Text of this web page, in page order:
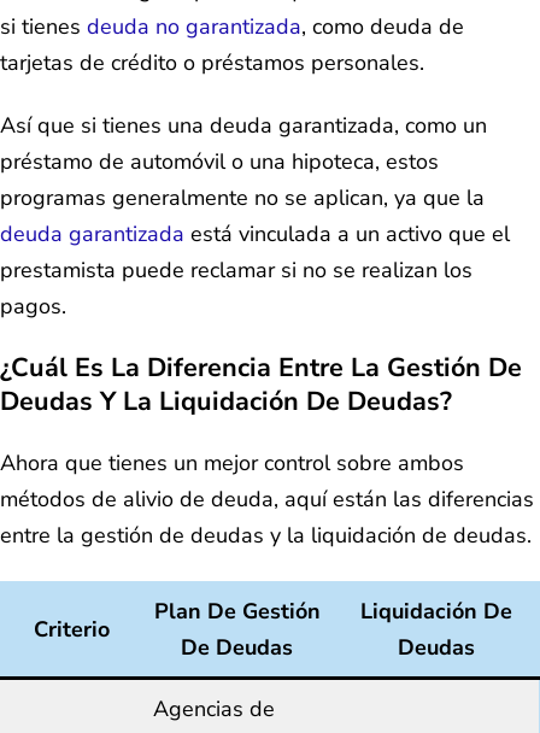
si tienes deuda no garantizada, como deuda de
tarjetas de crédito o préstamos personales.
Así que si tienes una deuda garantizada, como un
préstamo de automóvil o una hipoteca, estos
programas generalmente no se aplican, ya que la
deuda garantizada está vinculada a un activo que el
prestamista puede reclamar si no se realizan los
pagos.
¿Cuál Es La Diferencia Entre La Gestión De
Deudas Y La Liquidación De Deudas?
Ahora que tienes un mejor control sobre ambos
métodos de alivio de deuda, aquí están las diferencias
entre la gestión de deudas y la liquidación de deudas.
Criterio
Plan De Gestión
De Deudas
Liquidación De
Deudas
Agencias de